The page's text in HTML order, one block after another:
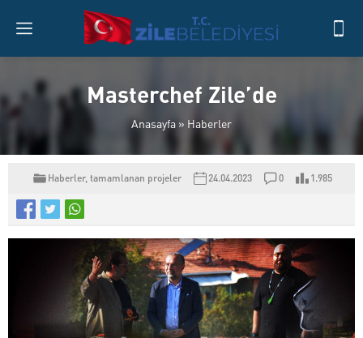
Masterchef Zile’de
Anasayfa » Haberler
Haberler, tamamlanan projeler 24.04.2023 0 1.985